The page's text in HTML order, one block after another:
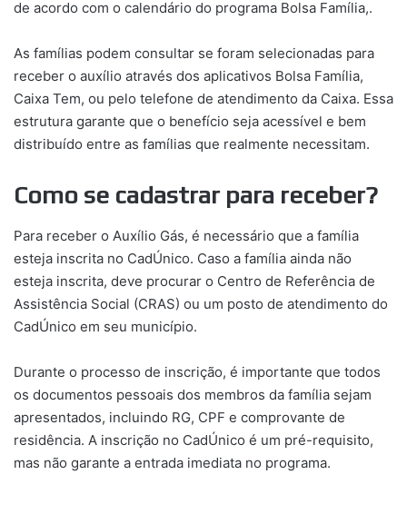
de acordo com o calendário do programa Bolsa Família,.
As famílias podem consultar se foram selecionadas para
receber o auxílio através dos aplicativos Bolsa Família,
Caixa Tem, ou pelo telefone de atendimento da Caixa. Essa
estrutura garante que o benefício seja acessível e bem
distribuído entre as famílias que realmente necessitam.
Como se cadastrar para receber?
Para receber o Auxílio Gás, é necessário que a família
esteja inscrita no CadÚnico. Caso a família ainda não
esteja inscrita, deve procurar o Centro de Referência de
Assistência Social (CRAS) ou um posto de atendimento do
CadÚnico em seu município.
Durante o processo de inscrição, é importante que todos
os documentos pessoais dos membros da família sejam
apresentados, incluindo RG, CPF e comprovante de
residência. A inscrição no CadÚnico é um pré-requisito,
mas não garante a entrada imediata no programa.